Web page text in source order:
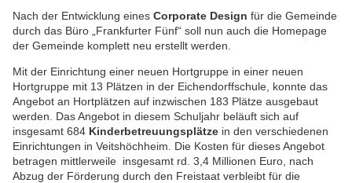
Nach der Entwicklung eines Corporate Design für die Gemeinde
durch das Büro „Frankfurter Fünf“ soll nun auch die Homepage
der Gemeinde komplett neu erstellt werden.
Mit der Einrichtung einer neuen Hortgruppe in einer neuen
Hortgruppe mit 13 Plätzen in der Eichendorffschule, konnte das
Angebot an Hortplätzen auf inzwischen 183 Plätze ausgebaut
werden. Das Angebot in diesem Schuljahr beläuft sich auf
insgesamt 684 Kinderbetreuungsplätze in den verschiedenen
Einrichtungen in Veitshöchheim. Die Kosten für dieses Angebot
betragen mittlerweile insgesamt rd. 3,4 Millionen Euro, nach
Abzug der Förderung durch den Freistaat verbleibt für die